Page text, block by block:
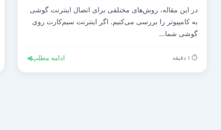
در این مقاله، روش‌های مختلفی برای اتصال اینترنت گوشی
به کامپیوتر را بررسی می‌کنیم. اگر اینترنت سیم‌کارت روی
گوشی شما...
⏱️ ۱ دقیقه ادامه مطلب◀